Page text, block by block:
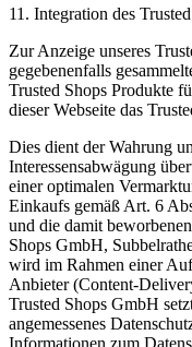
11. Integration des
Zur Anzeige unseres
gegebenenfalls
Trusted Shops Produkte
dieser Webseite das
Dies dient der Wahrung
Interessensabwägung
einer optimalen
Einkaufs gemäß Art. 6
und die damit
Shops GmbH,
wird im Rahmen einer
Anbieter (Content-
Trusted Shops GmbH
angemessenes
Informationen zum